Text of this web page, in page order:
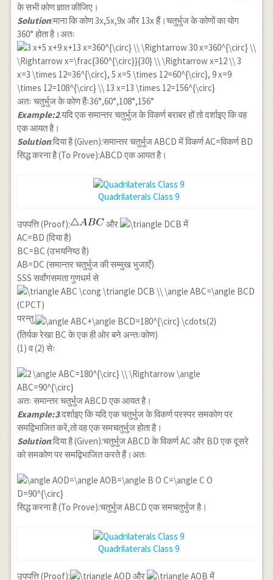
के सभी कोण ज्ञात कीजिए।
Solution:माना कि कोण 3x,5x,9x और 13x हैं।चतुर्भुज के कोणों का योग
360° होता है।अतः
अतः चतुर्भुज के कोण हैंः36°,60°,108°,156°
Example:2.यदि एक समान्तर चतुर्भुज के विकर्ण बराबर हों तो दर्शाइए कि वह
एक आयत है।
Solution:दिया है (Given):समान्तर चतुर्भुज ABCD में विकर्ण AC=विकर्ण BD
सिद्ध करना है (To Prove):ABCD एक आयत है।
Quadrilaterals Class 9
उपपत्ति (Proof): और
में
AC=BD (दिया है)
BC=BC (उभयनिष्ठ है)
AB=DC (समान्तर चतुर्भुज की सम्मुख भुजाएँ)
SSS सर्वांगसमता गुणधर्म से
(CPCT)
परन्तु
(तिर्यक रेखा BC के एक ही ओर बने अन्तःकोण)
(1) व (2) सेः
अतः समान्तर चतुर्भुज ABCD एक आयत है।
Example:3.दर्शाइए कि यदि एक चतुर्भुज के विकर्ण परस्पर समकोण पर
समद्विभाजित करें,तो वह एक समचतुर्भुज होता है।
Solution:दिया है (Given):चतुर्भुज ABCD के विकर्ण AC और BD एक दूसरे
को समकोण पर समद्विभाजित करते हैं।अतः
सिद्ध करना है (To Prove):चतुर्भुज ABCD एक समचतुर्भुज है।
Quadrilaterals Class 9
उपपत्ति (Proof): और में